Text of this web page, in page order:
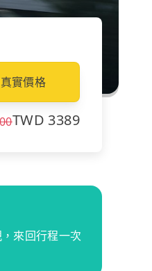
實價格
TWD 3389
來回行程一次